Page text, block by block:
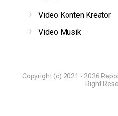
Video Konten Kreator
Video Musik
Copyright (c) 2021 - 2026
Right